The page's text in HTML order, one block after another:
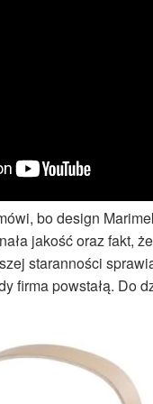
bo design
jakość oraz fakt,
staranności
firma powstałą. Do